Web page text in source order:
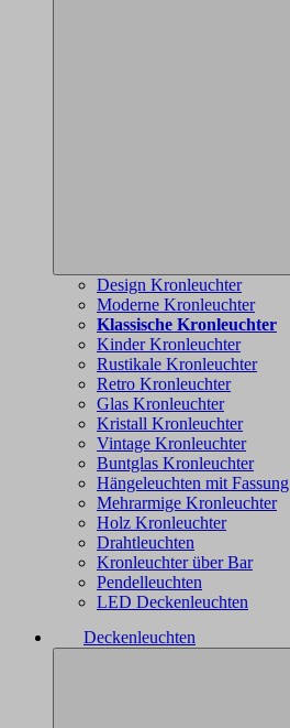
Design Kronleuchter
Moderne Kronleuchter
Klassische Kronleuchter
Kinder Kronleuchter
Rustikale Kronleuchter
Retro Kronleuchter
Glas Kronleuchter
Kristall Kronleuchter
Vintage Kronleuchter
Buntglas Kronleuchter
Hängeleuchten mit Fassung
Mehrarmige Kronleuchter
Holz Kronleuchter
Drahtleuchten
Kronleuchter über Bar
Pendelleuchten
LED Deckenleuchten
Deckenleuchten